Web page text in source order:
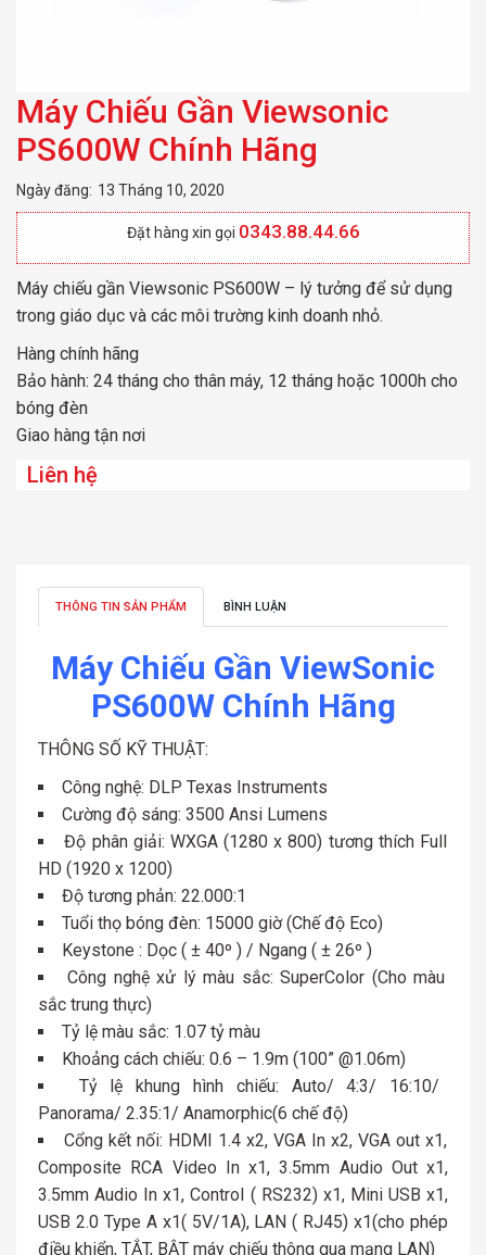
Máy Chiếu Gần Viewsonic
PS600W Chính Hãng
Ngày đăng: 13 Tháng 10, 2020
Đặt hàng xin gọi 0343.88.44.66
Máy chiếu gần Viewsonic PS600W – lý tưởng để sử dụng
trong giáo dục và các môi trường kinh doanh nhỏ.
Hàng chính hãng
Bảo hành: 24 tháng cho thân máy, 12 tháng hoặc 1000h cho
bóng đèn
Giao hàng tận nơi
Liên hệ
THÔNG TIN SẢN PHẨM BÌNH LUẬN
Máy Chiếu Gần ViewSonic
PS600W Chính Hãng
THÔNG SỐ KỸ THUẬT:
Công nghệ: DLP Texas Instruments
Cường độ sáng: 3500 Ansi Lumens
Độ phân giải: WXGA (1280 x 800) tương thích Full
HD (1920 x 1200)
Độ tương phản: 22.000:1
Tuổi thọ bóng đèn: 15000 giờ (Chế độ Eco)
Keystone : Dọc ( ± 40º ) / Ngang ( ± 26º )
Công nghệ xử lý màu sắc: SuperColor (Cho màu
sắc trung thực)
Tỷ lệ màu sắc: 1.07 tỷ màu
Khoảng cách chiếu: 0.6 – 1.9m (100” @1.06m)
Tỷ lệ khung hình chiếu: Auto/ 4:3/ 16:10/
Panorama/ 2.35:1/ Anamorphic(6 chế độ)
Cổng kết nối: HDMI 1.4 x2, VGA In x2, VGA out x1,
Composite RCA Video In x1, 3.5mm Audio Out x1,
3.5mm Audio In x1, Control ( RS232) x1, Mini USB x1,
USB 2.0 Type A x1( 5V/1A), LAN ( RJ45) x1(cho phép
điều khiển, TẮT, BẬT máy chiếu thông qua mạng LAN)